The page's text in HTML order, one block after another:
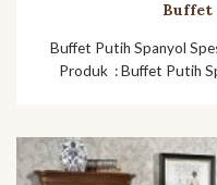
Buffet
Buffet Putih Spanyol
Produk : Buffet Putih